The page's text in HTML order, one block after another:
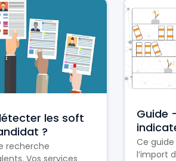
les soft
?
recherche
Vos services
Guide
Ce
l’import